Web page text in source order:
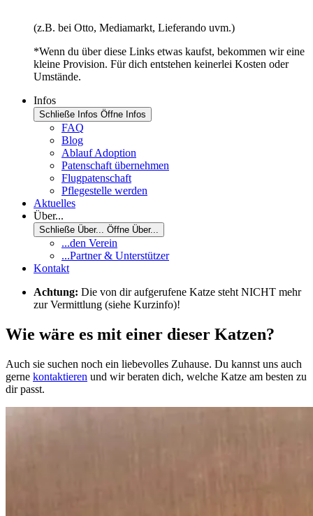
(z.B. bei Otto, Mediamarkt, Lieferando uvm.)
*Wenn du über diese Links etwas kaufst, bekommen wir eine
kleine Provision. Für dich entstehen keinerlei Kosten oder
Umstände.
Infos
Schließe Infos Öffne Infos
FAQ
Blog
Ablauf Adoption
Patenschaft übernehmen
Flugpatenschaft
Pflegestelle werden
Aktuelles
Über...
Schließe Über... Öffne Über...
...den Verein
...Partner & Unterstützer
Kontakt
Achtung: Die von dir aufgerufene Katze steht NICHT mehr
zur Vermittlung (siehe Kurzinfo)!
Wie wäre es mit einer dieser Katzen?
Auch sie suchen noch ein liebevolles Zuhause. Du kannst uns auch
gerne kontaktieren und wir beraten dich, welche Katze am besten zu
dir passt.